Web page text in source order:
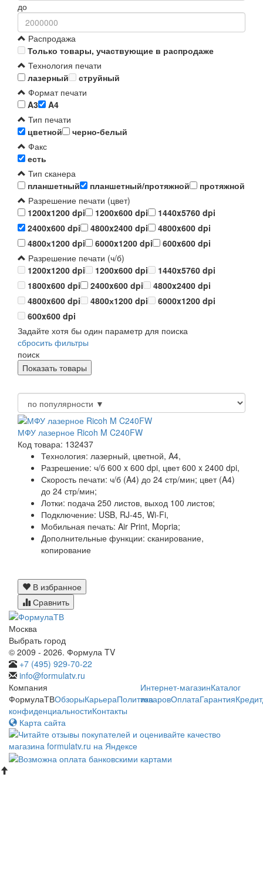
до
Распродажа
Только товары, участвующие в распродаже
Технология печати
лазерный
струйный
Формат печати
A3
A4
Тип печати
цветной
черно-белый
Факс
есть
Тип сканера
планшетный
планшетный/протяжной
протяжной
Разрешение печати (цвет)
1200x1200 dpi
1200x600 dpi
1440x5760 dpi
2400x600 dpi
4800x2400 dpi
4800x600 dpi
4800х1200 dpi
6000x1200 dpi
600x600 dpi
Разрешение печати (ч/б)
1200x1200 dpi
1200x600 dpi
1440x5760 dpi
1800x600 dpi
2400x600 dpi
4800x2400 dpi
4800x600 dpi
4800х1200 dpi
6000x1200 dpi
600x600 dpi
Задайте хотя бы один параметр для поиска
сбросить фильтры
поиск
МФУ лазерное Ricoh M C240FW
Код товара: 132437
Технология: лазерный, цветной, A4,
Разрешение: ч/б 600 x 600 dpi, цвет 600 x 2400 dpi,
Скорость печати: ч/б (A4) до 24 стр/мин; цвет (A4)
до 24 стр/мин;
Лотки: подача 250 листов, выход 100 листов;
Подключение: USB, RJ-45, Wi-Fi,
Мобильная печать: Air Print, Mopria;
Дополнительные функции: сканирование,
копирование
В избранное
Сравнить
Москва
Выбрать город
© 2009 - 2026. Формула TV
+7 (495) 929-70-22
info@formulatv.ru
Компания
ФормулаТВОбзорыКарьераПолитика
конфиденциальностиКонтакты
Интернет-магазинКаталог
товаровОплатаГарантияКредит
Карта сайта